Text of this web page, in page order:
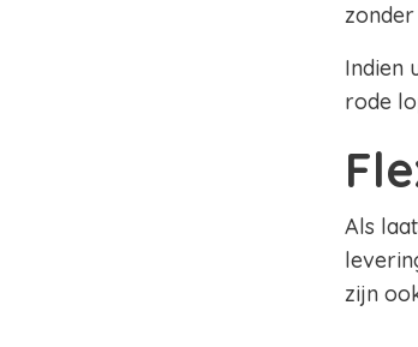
Indien
rode
Als
zijn